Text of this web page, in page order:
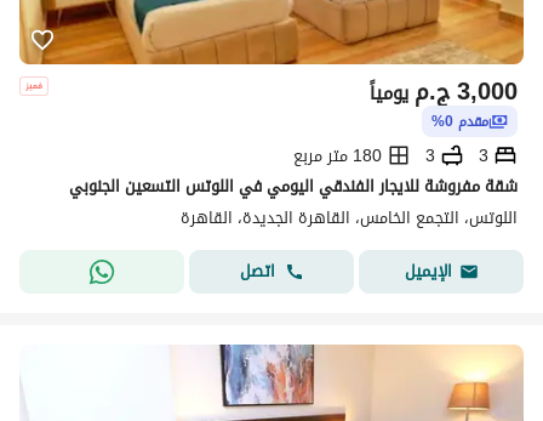
ج.م3,000 يومياً
مقدم 0%
3
3
180 متر مربع
شقة مفروشة للايجار الفندقي اليومي في اللوتس التسعين الجنوبي
اللوتس، التجمع الخامس، القاهرة الجديدة، القاهرة
الإيميل
اتصل